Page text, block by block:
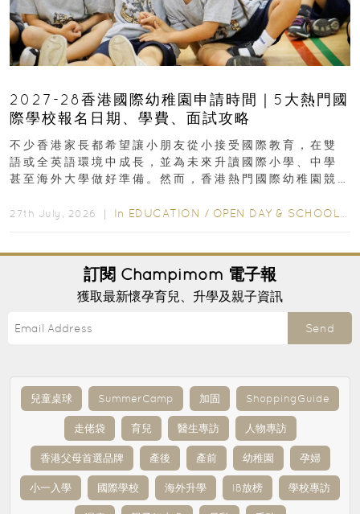
2027-28香港國際幼稚園申請時間｜5大熱門國
際學校報名日期、學費、面試攻略
不少香港家長都希望讓小朋友從小接受國際教育，在雙
語或全英語環境中成長，並為未來升讀國際小學、中學
甚至海外大學做好準備。然而，香港熱門國際幼稚園競
27th July, 2026 ｜ In EDUCATION / OPEN DAY & SCHOOL EVENTS
訂閱 Champimom 電子報
獲取最新懷孕育兒、升學及親子資訊
Send
兒童桌球 SummerCamp 加固 ShoppingGuide
走佬袋 育兒 醫生專訪 人物專訪
香港父母首選品牌 產後 產前 幼稚園 孕婦
小一入學 國際學校 海外升學 IB放榜 學校專訪